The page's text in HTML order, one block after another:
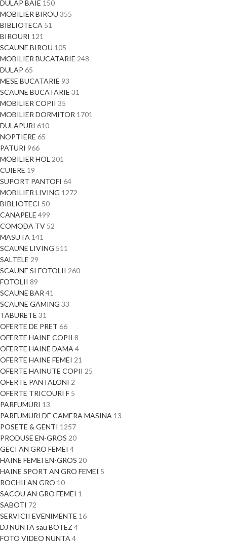
DULAP BAIE 150
MOBILIER BIROU 355
BIBLIOTECA 51
BIROURI 121
SCAUNE BIROU 105
MOBILIER BUCATARIE 248
DULAP 65
MESE BUCATARIE 93
SCAUNE BUCATARIE 31
MOBILIER COPII 35
MOBILIER DORMITOR 1701
DULAPURI 610
NOPTIERE 65
PATURI 966
MOBILIER HOL 201
CUIERE 19
SUPORT PANTOFI 64
MOBILIER LIVING 1272
BIBLIOTECI 50
CANAPELE 499
COMODA TV 52
MASUTA 141
SCAUNE LIVING 511
SALTELE 29
SCAUNE SI FOTOLII 260
FOTOLII 89
SCAUNE BAR 41
SCAUNE GAMING 33
TABURETE 31
OFERTE DE PRET 66
OFERTE HAINE COPII 8
OFERTE HAINE DAMA 4
OFERTE HAINE FEMEI 21
OFERTE HAINUTE COPII 25
OFERTE PANTALONI 2
OFERTE TRICOURI F 5
PARFUMURI 13
PARFUMURI DE CAMERA MASINA 13
POSETE & GENTI 1257
PRODUSE EN-GROS 20
GECI AN GRO FEMEI 4
HAINE FEMEI EN-GROS 20
HAINE SPORT AN GRO FEMEI 5
ROCHII AN GRO 10
SACOU AN GRO FEMEI 1
SABOTI 72
SERVICII EVENIMENTE 16
DJ NUNTA sau BOTEZ 4
FOTO VIDEO NUNTA 4